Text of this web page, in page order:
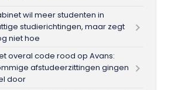
wil meer studenten in
studierichtingen, maar zegt
niet hoe
overal code rood op Avans:
afstudeerzittingen gingen
door